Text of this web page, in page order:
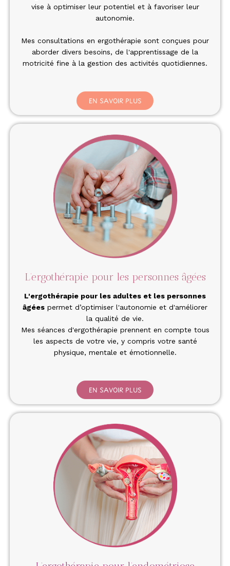
vise à optimiser leur potentiel et à favoriser leur
autonomie.
Mes consultations en ergothérapie sont conçues pour
aborder divers besoins, de l'apprentissage de la
motricité fine à la gestion des activités quotidiennes.
EN SAVOIR PLUS
L’ergothérapie pour les personnes âgées
L'ergothérapie pour les adultes et les personnes
âgées permet d’optimiser l'autonomie et d'améliorer
la qualité de vie.
Mes séances d'ergothérapie prennent en compte tous
les aspects de votre vie, y compris votre santé
physique, mentale et émotionnelle.
EN SAVOIR PLUS